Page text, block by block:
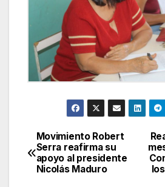
Navegación
de
Movimiento Robert
Serra reafirma su
apoyo al presidente
Nicolás Maduro